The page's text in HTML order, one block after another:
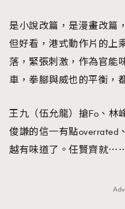
是小說改篇，是漫畫改篇
但好看，港式動作片的上
落，緊張刺激，作為官能
車，拳腳與威也的平衡，
王九（伍允龍）搶Fo、林
俊謙的信一有點overrated
越有味道了。任賢齊就